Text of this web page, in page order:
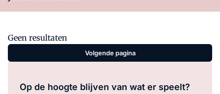
Geen resultaten
Volgende pagina
Op de hoogte blijven van wat er speelt?